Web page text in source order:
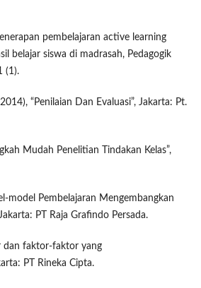
pembelajaran active learning
belajar siswa di madrasah, Pedagogik
(1).
“Penilaian Dan Evaluasi”, Jakarta: Pt.
Mudah Penelitian Tindakan Kelas”,
model Pembelajaran Mengembangkan
PT Raja Grafindo Persada.
dan faktor-faktor yang
PT Rineka Cipta.